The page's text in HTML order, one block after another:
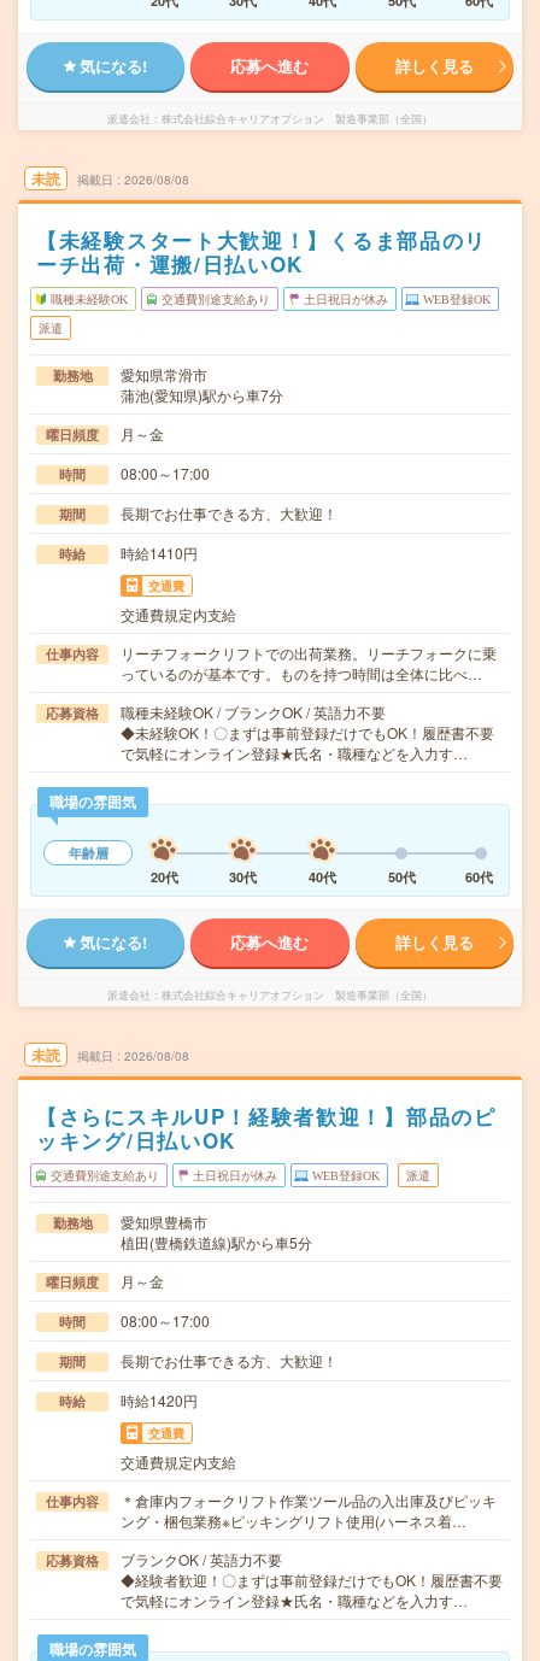
気になる! 応募へ進む 詳しく見る
派遣会社 株式会社綜合キャリアオプション 製造事業部（全国）
未読 掲載日 2026/08/08
【未経験スタート大歓迎！】くるま部品のリ
ーチ出荷・運搬/日払いOK
職種未経験OK 交通費別途支給あり 土日祝日が休み WEB登録OK
派遣
勤務地
愛知県常滑市
蒲池(愛知県)駅から車7分
曜日頻度 月～金
時間 08:00～17:00
期間 長期でお仕事できる方、大歓迎！
時給 時給1410円
交通費
交通費規定内支給
仕事内容
リーチフォークリフトでの出荷業務。リーチフォークに乗
っているのが基本です。ものを持つ時間は全体に比べ…
応募資格
職種未経験OK / ブランクOK / 英語力不要
◆未経験OK！〇まずは事前登録だけでもOK！履歴書不要
で気軽にオンライン登録★氏名・職種などを入力す…
職場の雰囲気
年齢層
20代
30代 40代 50代 60代
気になる! 応募へ進む 詳しく見る
派遣会社 株式会社綜合キャリアオプション 製造事業部（全国）
未読 掲載日 2026/08/08
【さらにスキルUP！経験者歓迎！】部品のピ
ッキング/日払いOK
交通費別途支給あり 土日祝日が休み WEB登録OK 派遣
勤務地
愛知県豊橋市
植田(豊橋鉄道線)駅から車5分
曜日頻度 月～金
時間 08:00～17:00
期間 長期でお仕事できる方、大歓迎！
時給 時給1420円
交通費
交通費規定内支給
仕事内容
＊倉庫内フォークリフト作業ツール品の入出庫及びピッキ
ング・梱包業務※ピッキングリフト使用(ハーネス着…
応募資格
ブランクOK / 英語力不要
◆経験者歓迎！〇まずは事前登録だけでもOK！履歴書不要
で気軽にオンライン登録★氏名・職種などを入力す…
職場の雰囲気